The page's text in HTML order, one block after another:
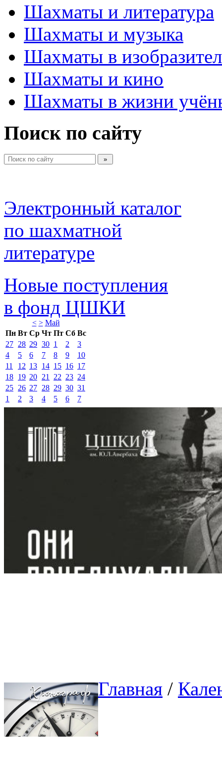
Шахматы и литература
Шахматы и музыка
Шахматы в
Шахматы и кино
Шахматы в жизни
Поиск по сайту
Электронный каталог
по шахматной
литературе
Новые поступления
в фонд ЦШКИ
< > Май
Пн Вт Ср Чт Пт Сб Вс
27 28 29 30 1 2
3
4
5 6 7 8 9
10
11
12 13 14 15 16 17
18 19 20 21 22 23 24
25 26 27 28 29 30 31
1
2 3 4 5 6 7
Главная /